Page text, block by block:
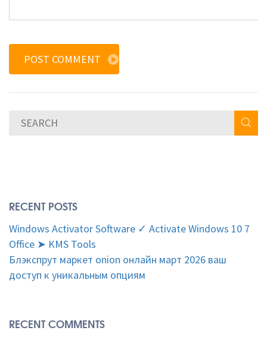
POST COMMENT
RECENT POSTS
Windows Activator Software ✓ Activate Windows 10 7
Office ➤ KMS Tools
Блэкспрут маркет onion онлайн март 2026 ваш
доступ к уникальным опциям
RECENT COMMENTS